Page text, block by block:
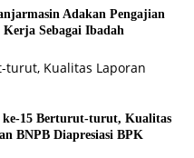
Adakan Pengajian
Sebagai Ibadah
15 Berturut-turut, Kualitas
BNPB Diapresiasi BPK